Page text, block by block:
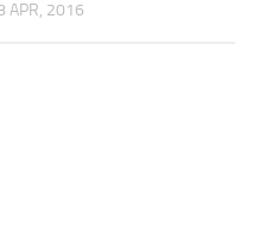
APR, 2016